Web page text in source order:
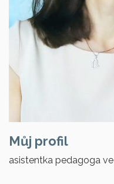
Můj profil
asistentka pedagoga ve